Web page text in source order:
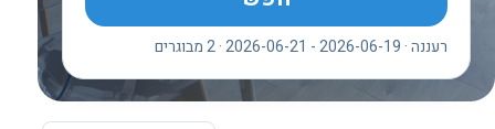
רעננה · 2026-06-19 - 2026-06-21 · 2 מבוגרים